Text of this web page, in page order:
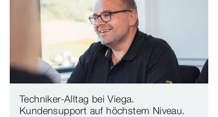
Techniker-Alltag bei Viega.
Kundensupport auf höchstem Niveau.